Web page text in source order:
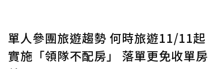
單人參團旅遊趨勢 何時旅遊11/11起
實施「領隊不配房」 落單更免收單房